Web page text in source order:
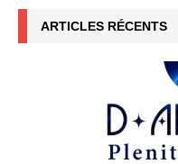
ARTICLES RÉCENTS